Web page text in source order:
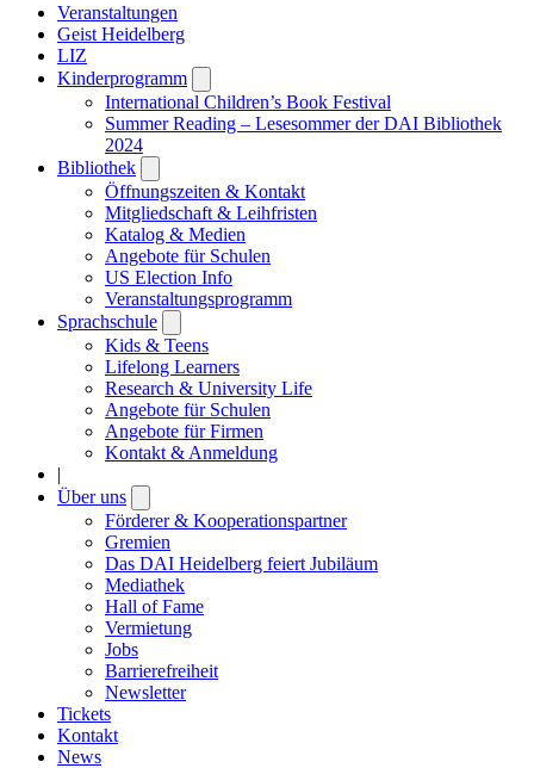
Veranstaltungen
Geist Heidelberg
LIZ
Kinderprogramm
submenu
International Children’s Book Festival
Summer Reading – Lesesommer der DAI Bibliothek
2024
Bibliothek
submenu
Öffnungszeiten & Kontakt
Mitgliedschaft & Leihfristen
Katalog & Medien
Angebote für Schulen
US Election Info
Veranstaltungsprogramm
Sprachschule
submenu
Kids & Teens
Lifelong Learners
Research & University Life
Angebote für Schulen
Angebote für Firmen
Kontakt & Anmeldung
|
Über uns
submenu
Förderer & Kooperationspartner
Gremien
Das DAI Heidelberg feiert Jubiläum
Mediathek
Hall of Fame
Vermietung
Jobs
Barrierefreiheit
Newsletter
Tickets
Kontakt
News